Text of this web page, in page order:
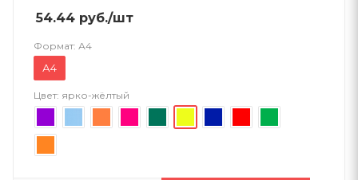
54.44 руб./шт
Формат: А4
А4
Цвет: ярко-жёлтый